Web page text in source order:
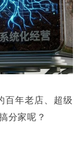
百年老店、超级
分家呢？